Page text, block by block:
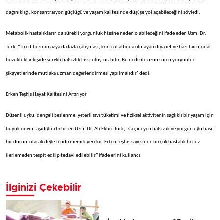
dağınıklığı, konsantrasyon güçlüğü ve yaşam kalitesinde düşüşe yol açabileceğini söyledi.
Metabolik hastalıkların da sürekli yorgunluk hissine neden olabileceğini ifade eden Uzm. Dr.
Türk, "Tiroit bezinin az ya da fazla çalışması, kontrol altında olmayan diyabet ve bazı hormonal
bozukluklar kişide sürekli halsizlik hissi oluşturabilir. Bu nedenle uzun süren yorgunluk
şikayetlerinde mutlaka uzman değerlendirmesi yapılmalıdır" dedi.
Erken Teşhis Hayat Kalitesini Artırıyor
Düzenli uyku, dengeli beslenme, yeterli sıvı tüketimi ve fiziksel aktivitenin sağlıklı bir yaşam için
büyük önem taşıdığını belirten Uzm. Dr. Ali Ekber Türk, "Geçmeyen halsizlik ve yorgunluğu basit
bir durum olarak değerlendirmemek gerekir. Erken teşhis sayesinde birçok hastalık henüz
ilerlemeden tespit edilip tedavi edilebilir" ifadelerini kullandı.
İlginizi Çekebilir